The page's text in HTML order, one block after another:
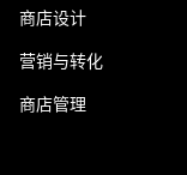
商店设计
营销与转化
商店管理